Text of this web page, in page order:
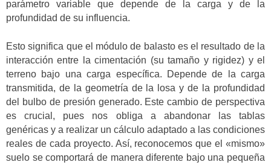
parámetro variable que depende de la carga y de la
profundidad de su influencia.
Esto significa que el módulo de balasto es el resultado de la
interacción entre la cimentación (su tamaño y rigidez) y el
terreno bajo una carga específica. Depende de la carga
transmitida, de la geometría de la losa y de la profundidad
del bulbo de presión generado. Este cambio de perspectiva
es crucial, pues nos obliga a abandonar las tablas
genéricas y a realizar un cálculo adaptado a las condiciones
reales de cada proyecto. Así, reconocemos que el «mismo»
suelo se comportará de manera diferente bajo una pequeña